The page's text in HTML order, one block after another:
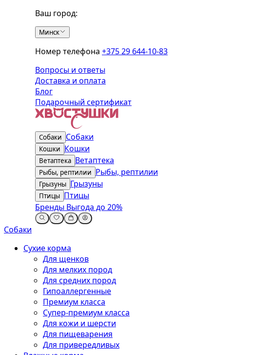
Ваш город:
Минск
Номер телефона +375 29 644-10-83
Вопросы и ответы
Доставка и оплата
Блог
Подарочный сертификат
Собаки Собаки
Кошки Кошки
Ветаптека Ветаптека
Рыбы, рептилии Рыбы, рептилии
Грызуны Грызуны
Птицы Птицы
Бренды Выгода до 20%
Собаки
Сухие корма
Для щенков
Для мелких пород
Для средних пород
Гипоаллергенные
Премиум класса
Супер-премиум класса
Для кожи и шерсти
Для пищеварения
Для привередливых